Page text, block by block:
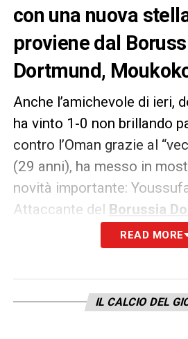
con una nuova
proviene dal
Dortmund,
Anche l’amichevole di ieri,
ha vinto 1-0 non brillando
contro l’Oman grazie al
(29 anni), ha messo in
novità importante:
Attaccante del Borussia
scadenza nel 2023,
Bundesliga perché è già
e un bel po’ di
READ MORE
IL CALCIO DEL